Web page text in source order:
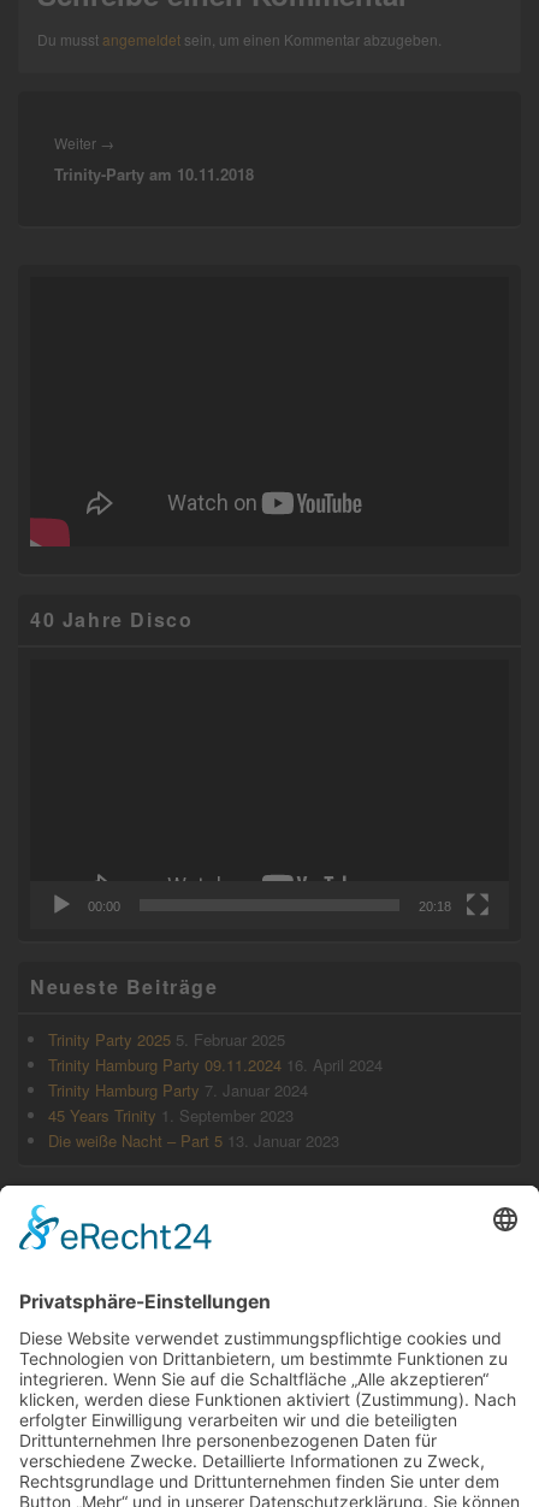
Du musst angemeldet sein, um einen Kommentar abzugeben.
Weiter →
Beitrag:
Trinity-Party am 10.11.2018
40 Jahre Disco
00:00 20:18
Neueste Beiträge
Trinity Party 2025 5. Februar 2025
Trinity Hamburg Party 09.11.2024 16. April 2024
Trinity Hamburg Party 7. Januar 2024
45 Years Trinity 1. September 2023
Die weiße Nacht – Part 5 13. Januar 2023
Archiv
Januar 2024
September 2023
Januar 2023
August 2022
Februar 2022
September 2019
Mai 2019
April 2019